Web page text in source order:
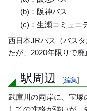
(b)：阪神バス
(c)：生瀬コミュニ
西日本JRバス（バス
たが、2020年限りで廃
駅周辺 [編集]
武庫川の両岸に、宝塚
しての性格が強いが